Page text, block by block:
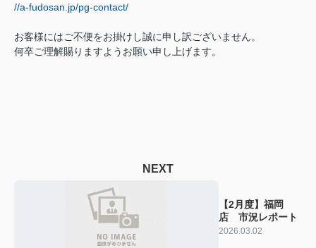
//a-fudosan.jp/pg-contact/
お客様にはご不便をお掛けし誠に申し訳ございません。
何卒ご理解賜りますようお願い申し上げます。
NEXT
【2月度】福岡
店 市況レポート
2026.03.02